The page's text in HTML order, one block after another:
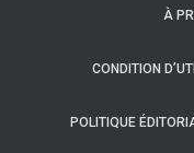
À
CONDITION
POLITIQUE